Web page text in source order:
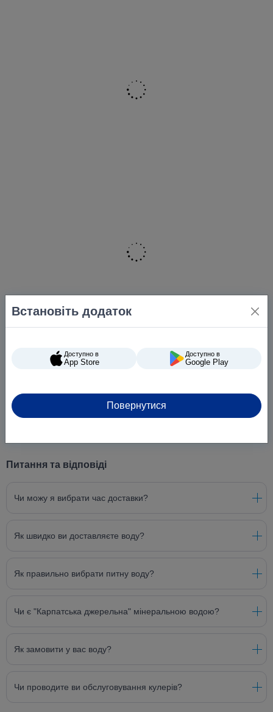
Питання та відповіді
Чи можу я вибрати час доставки?
Як швидко ви доставляєте воду?
Як правильно вибрати питну воду?
Чи є "Карпатська джерельна" мінеральною водою?
Як замовити у вас воду?
Чи проводите ви обслуговування кулерів?
Встановіть додаток
Доступно в
App Store
Доступно в
Google Play
Повернутися